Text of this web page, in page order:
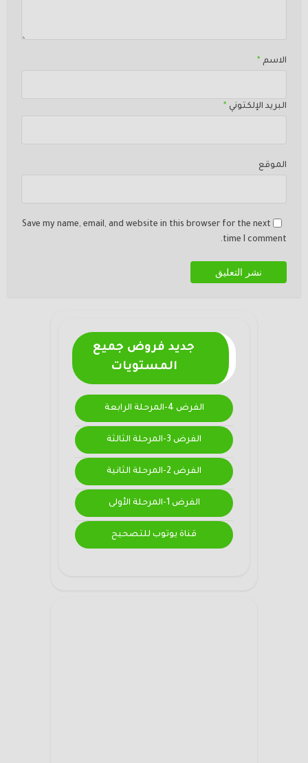
الاسم *
البريد الإلكتوني *
الموقع
Save my name, email, and website in this browser for the next
time I comment.
جديد فروض جميع
المستويات
الفرض 4-المرحلة الرابعة
الفرض 3-المرحلة الثالثة
الفرض 2-المرحلة الثانية
الفرض 1-المرحلة الأولى
قناة يوتوب للتصحيح